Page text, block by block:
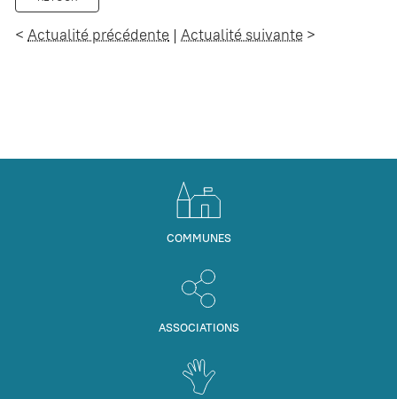
< Actualité précédente | Actualité suivante >
COMMUNES
ASSOCIATIONS